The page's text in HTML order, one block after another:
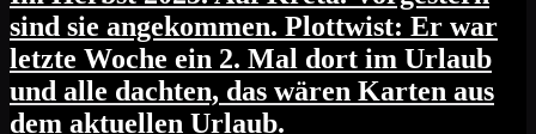
sind sie angekommen. Plottwist: Er war
letzte Woche ein 2. Mal dort im Urlaub
und alle dachten, das wären Karten aus
dem aktuellen Urlaub.